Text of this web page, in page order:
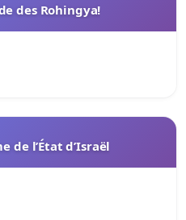
des Rohingya!
de l’État d’Israël